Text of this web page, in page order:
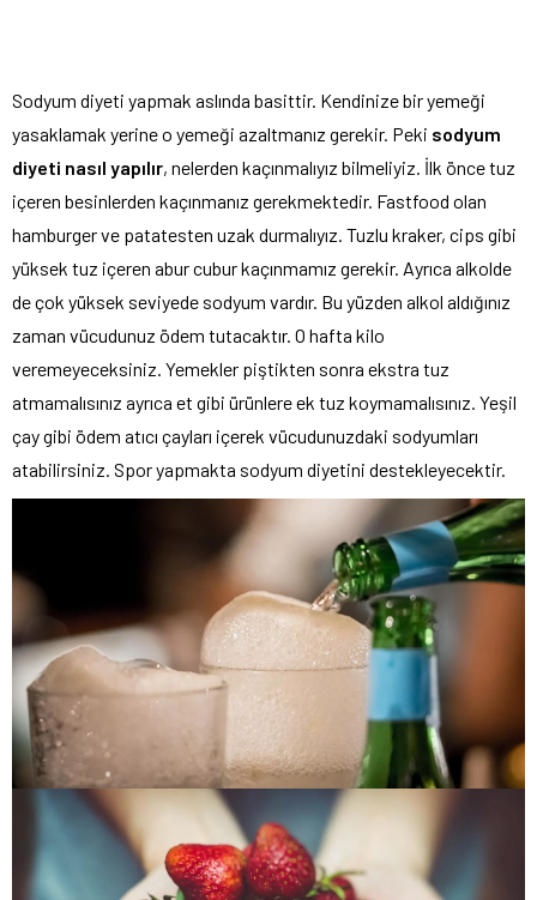
Sodyum diyeti yapmak aslında basittir. Kendinize bir yemeği
yasaklamak yerine o yemeği azaltmanız gerekir. Peki sodyum
diyeti nasıl yapılır, nelerden kaçınmalıyız bilmeliyiz. İlk önce tuz
içeren besinlerden kaçınmanız gerekmektedir. Fastfood olan
hamburger ve patatesten uzak durmalıyız. Tuzlu kraker, cips gibi
yüksek tuz içeren abur cubur kaçınmamız gerekir. Ayrıca alkolde
de çok yüksek seviyede sodyum vardır. Bu yüzden alkol aldığınız
zaman vücudunuz ödem tutacaktır. O hafta kilo
veremeyeceksiniz. Yemekler piştikten sonra ekstra tuz
atmamalısınız ayrıca et gibi ürünlere ek tuz koymamalısınız. Yeşil
çay gibi ödem atıcı çayları içerek vücudunuzdaki sodyumları
atabilirsiniz. Spor yapmakta sodyum diyetini destekleyecektir.